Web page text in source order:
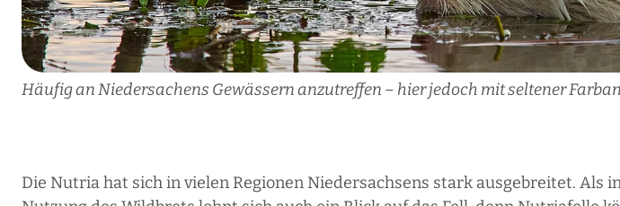
Häufig an Niedersachens Gewässern anzutreffen – hier jedoch mit seltener
Die Nutria hat sich in vielen Regionen Niedersachsens stark ausgebreitet. Als